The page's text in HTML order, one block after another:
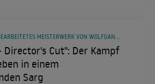
Director's Cut": Der Kampf
in einem
Sarg